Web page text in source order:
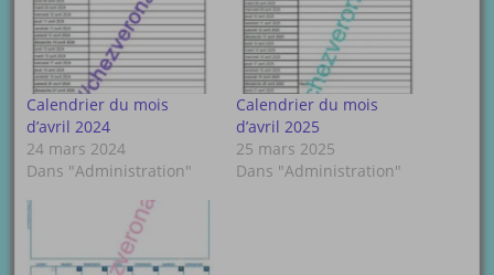
Calendrier du mois
d’avril 2024
24 mars 2024
Dans "Administration"
Calendrier du mois
d’avril 2025
25 mars 2025
Dans "Administration"